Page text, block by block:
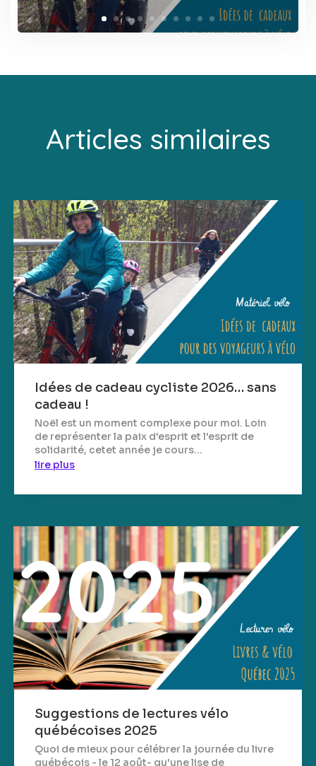
Articles similaires
Idées de cadeau cycliste 2026… sans
cadeau !
Noël est un moment complexe pour moi. Loin
de représenter la paix d'esprit et l'esprit de
solidarité, cetet année je cours...
lire plus
Suggestions de lectures vélo
québécoises 2025
Quoi de mieux pour célébrer la journée du livre
québécois - le 12 août- qu'une lise de